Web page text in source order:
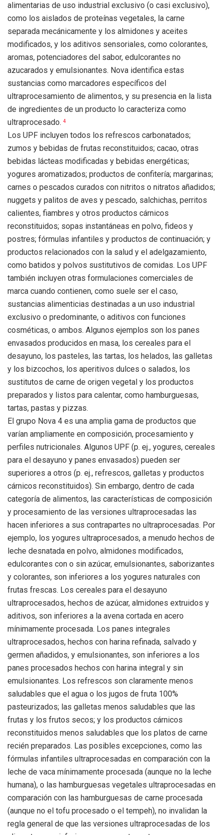
alimentarias de uso industrial exclusivo (o casi exclusivo),
como los aislados de proteínas vegetales, la carne
separada mecánicamente y los almidones y aceites
modificados, y los aditivos sensoriales, como colorantes,
aromas, potenciadores del sabor, edulcorantes no
azucarados y emulsionantes. Nova identifica estas
sustancias como marcadores específicos del
ultraprocesamiento de alimentos, y su presencia en la lista
de ingredientes de un producto lo caracteriza como
ultraprocesado. 4
Los UPF incluyen todos los refrescos carbonatados;
zumos y bebidas de frutas reconstituidos; cacao, otras
bebidas lácteas modificadas y bebidas energéticas;
yogures aromatizados; productos de confitería; margarinas;
carnes o pescados curados con nitritos o nitratos añadidos;
nuggets y palitos de aves y pescado, salchichas, perritos
calientes, fiambres y otros productos cárnicos
reconstituidos; sopas instantáneas en polvo, fideos y
postres; fórmulas infantiles y productos de continuación; y
productos relacionados con la salud y el adelgazamiento,
como batidos y polvos sustitutivos de comidas. Los UPF
también incluyen otras formulaciones comerciales de
marca cuando contienen, como suele ser el caso,
sustancias alimenticias destinadas a un uso industrial
exclusivo o predominante, o aditivos con funciones
cosméticas, o ambos. Algunos ejemplos son los panes
envasados ​​producidos en masa, los cereales para el
desayuno, los pasteles, las tartas, los helados, las galletas
y los bizcochos, los aperitivos dulces o salados, los
sustitutos de carne de origen vegetal y los productos
preparados y listos para calentar, como hamburguesas,
tartas, pastas y pizzas.
El grupo Nova 4 es una amplia gama de productos que
varían ampliamente en composición, procesamiento y
perfiles nutricionales. Algunos UPF (p. ej., yogures, cereales
para el desayuno y panes envasados) pueden ser
superiores a otros (p. ej., refrescos, galletas y productos
cárnicos reconstituidos). Sin embargo, dentro de cada
categoría de alimentos, las características de composición
y procesamiento de las versiones ultraprocesadas las
hacen inferiores a sus contrapartes no ultraprocesadas. Por
ejemplo, los yogures ultraprocesados, a menudo hechos de
leche desnatada en polvo, almidones modificados,
edulcorantes con o sin azúcar, emulsionantes, saborizantes
y colorantes, son inferiores a los yogures naturales con
frutas frescas. Los cereales para el desayuno
ultraprocesados, hechos de azúcar, almidones extruidos y
aditivos, son inferiores a la avena cortada en acero
mínimamente procesada. Los panes integrales
ultraprocesados, hechos con harina refinada, salvado y
germen añadidos, y emulsionantes, son inferiores a los
panes procesados ​​hechos con harina integral y sin
emulsionantes. Los refrescos son claramente menos
saludables que el agua o los jugos de fruta 100%
pasteurizados; las galletas menos saludables que las
frutas y los frutos secos; y los productos cárnicos
reconstituidos menos saludables que los platos de carne
recién preparados. Las posibles excepciones, como las
fórmulas infantiles ultraprocesadas en comparación con la
leche de vaca mínimamente procesada (aunque no la leche
humana), o las hamburguesas vegetales ultraprocesadas en
comparación con las hamburguesas de carne procesada
(aunque no el tofu procesado o el tempeh), no invalidan la
regla general de que las versiones ultraprocesadas de los